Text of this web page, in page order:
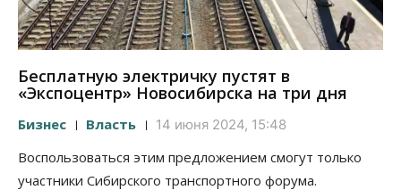
Бесплатную электричку пустят в
«Экспоцентр» Новосибирска на три дня
Бизнес Власть 14 июня 2024, 15:48
Воспользоваться этим предложением смогут только
участники Сибирского транспортного форума.